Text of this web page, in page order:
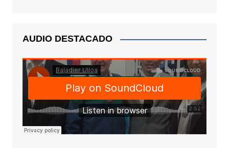
AUDIO DESTACADO